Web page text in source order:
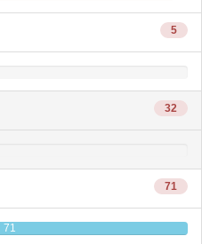
5
32
71
71